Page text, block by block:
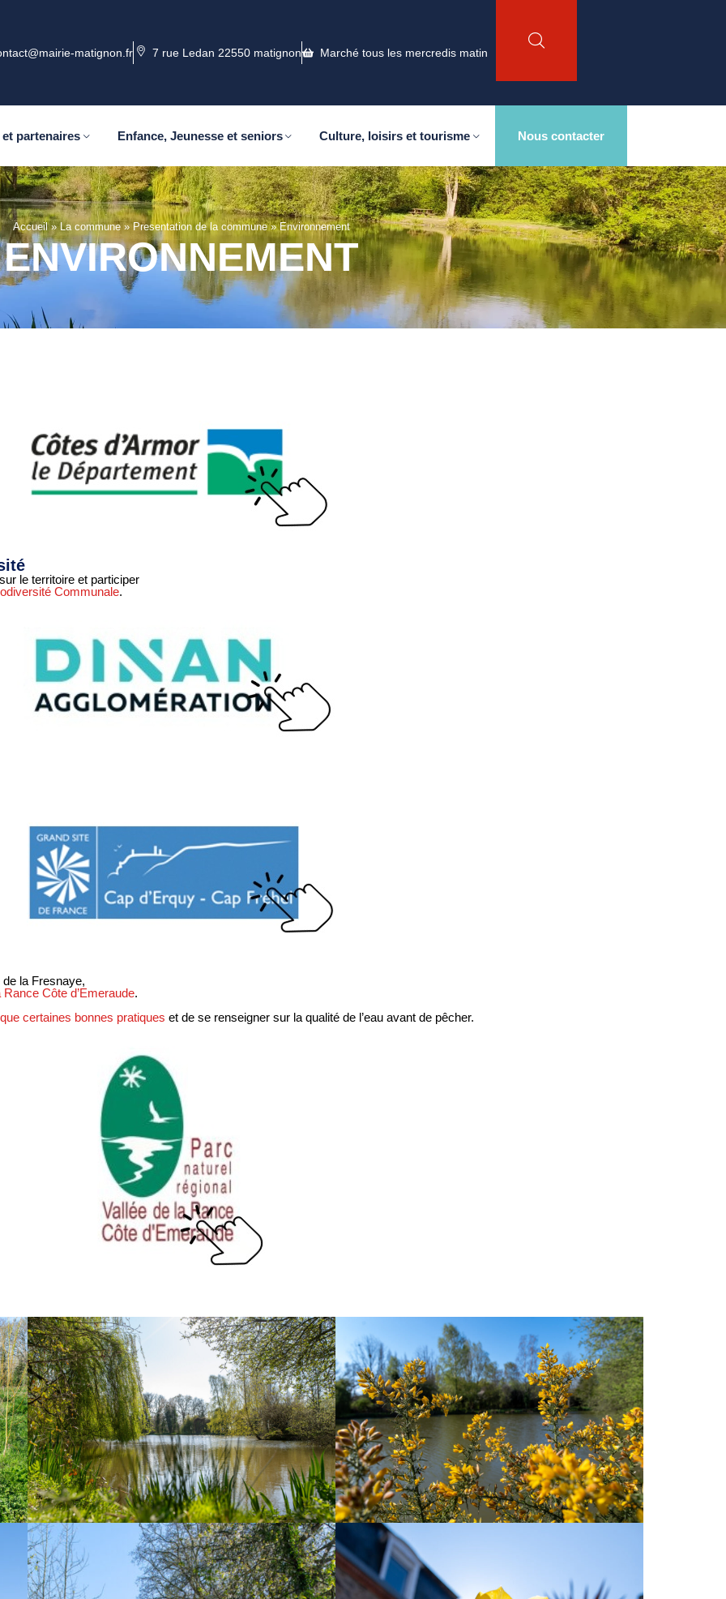
matignon.fr 7 rue Ledan 22550 matignon Marché tous les mercredis matin
partenaires Enfance, Jeunesse et seniors Culture, loisirs et tourisme Nous contacter
Accueil» La commune »Presentation de la commune»Environnement
ENVIRONNEMENT
le territoire et participer
Communale.
la Fresnaye,
Côte d’Emeraude.
certaines bonnes pratiques et de se renseigner sur la qualité de l’eau avant de pêcher.